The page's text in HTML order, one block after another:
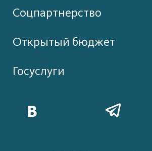
Соцпартнерство
Открытый бюджет
Госуслуги